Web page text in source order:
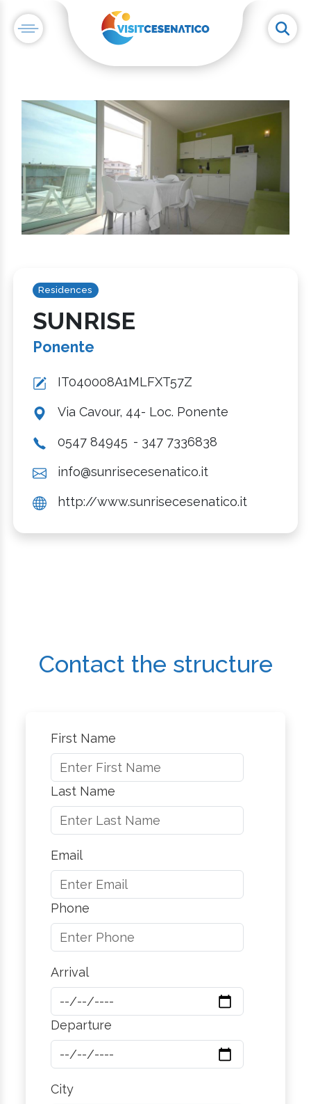
Residences
SUNRISE
Ponente
IT040008A1MLFXT57Z
Via Cavour, 44- Loc. Ponente
0547 84945 - 347 7336838
info@sunrisecesenatico.it
http://www.sunrisecesenatico.it
Contact the structure
First Name
Last Name
Email
Phone
Arrival
Departure
City